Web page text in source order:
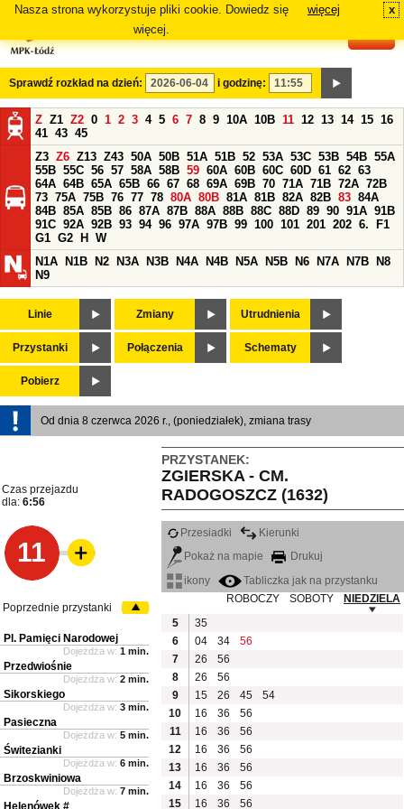
Nasza strona wykorzystuje pliki cookie. Dowiedz się
więcej.
więcej x
Sprawdź rozkład na dzień: i godzinę:
Z Z1 Z2 0 1 2 3 4 5 6 7 8 9 10A 10B 11 12 13 14 15 16
41 43 45
Z3 Z6 Z13 Z43 50A 50B 51A 51B 52 53A 53C 53B 54B 55A
55B 55C 56 57 58A 58B 59 60A 60B 60C 60D 61 62 63
64A 64B 65A 65B 66 67 68 69A 69B 70 71A 71B 72A 72B
73 75A 75B 76 77 78 80A 80B 81A 81B 82A 82B 83 84A
84B 85A 85B 86 87A 87B 88A 88B 88C 88D 89 90 91A 91B
91C 92A 92B 93 94 96 97A 97B 99 100 101 201 202 6.
F1
G1 G2 H
W
N1A
N1B N2 N3A N3B N4A N4B N5A N5B N6 N7A N7B
N8
N9
Linie Zmiany Utrudnienia
Przystanki Połączenia Schematy
Pobierz
Od dnia 8 czerwca 2026 r., (poniedziałek), zmiana trasy
PRZYSTANEK:
ZGIERSKA - CM.
RADOGOSZCZ (1632)
Czas przejazdu
dla: 6:56
11
Przesiadki
Kierunki
Pokaż na mapie
Drukuj
ikony
Tabliczka jak na przystanku
ROBOCZY
SOBOTY
NIEDZIELA
5
35
6
04 34
56
7
26
56
8
26
56
9
15 26 45
54
10
16 36
56
11
16 36
56
12
16 36
56
13
16 36
56
14
16 36
56
15
16 36 56
Poprzednie przystanki
Pl. Pamięci Narodowej
Dojeżdża w: 1 min.
Przedwiośnie
Dojeżdża w: 2 min.
Sikorskiego
Dojeżdża w: 3 min.
Pasieczna
Dojeżdża w: 5 min.
Świtezianki
Dojeżdża w: 6 min.
Brzoskwiniowa
Dojeżdża w: 7 min.
Helenówek #